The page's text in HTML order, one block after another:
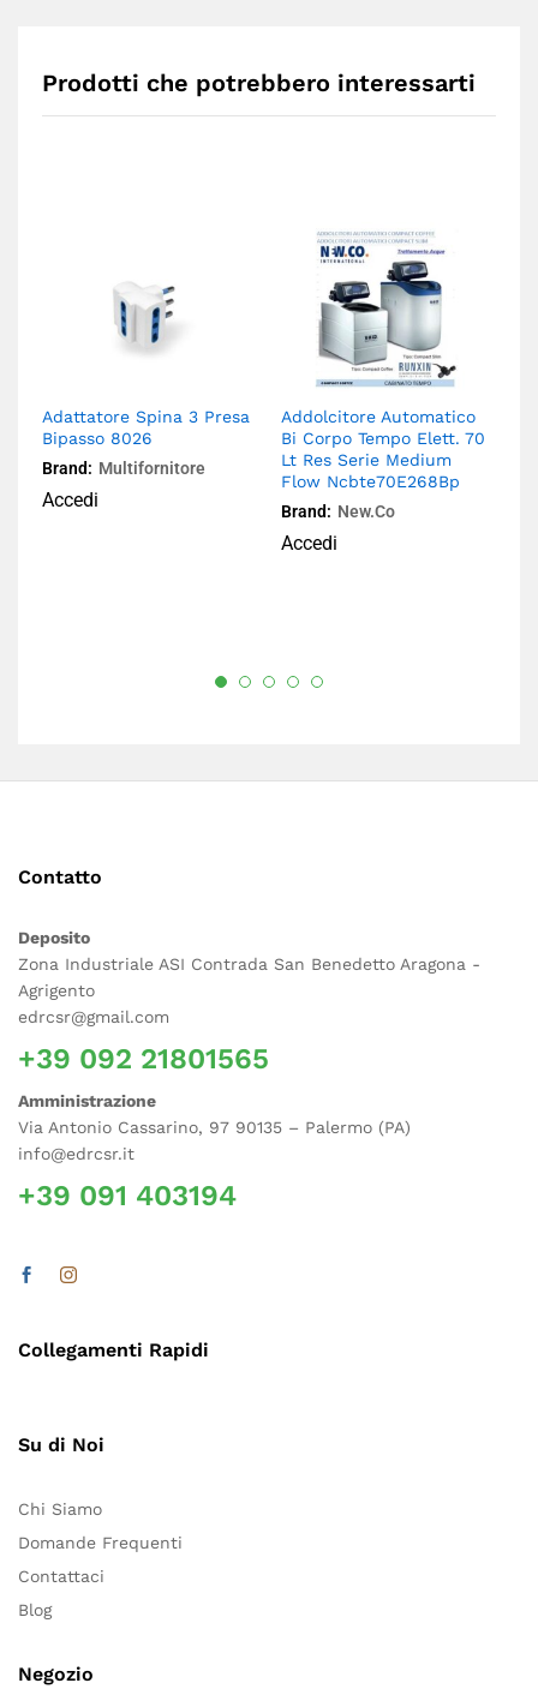
Prodotti che potrebbero interessarti
Adattatore Spina 3 Presa
Bipasso 8026
Brand: Multifornitore
Accedi
Addolcitore Automatico
Bi Corpo Tempo Elett. 70
Lt Res Serie Medium
Flow Ncbte70E268Bp
Brand: New.Co
Accedi
Contatto
Deposito
Zona Industriale ASI Contrada San Benedetto Aragona -
Agrigento
edrcsr@gmail.com
+39 092 21801565
Amministrazione
Via Antonio Cassarino, 97 90135 – Palermo (PA)
info@edrcsr.it
+39 091 403194
Collegamenti Rapidi
Su di Noi
Chi Siamo
Domande Frequenti
Contattaci
Blog
Negozio